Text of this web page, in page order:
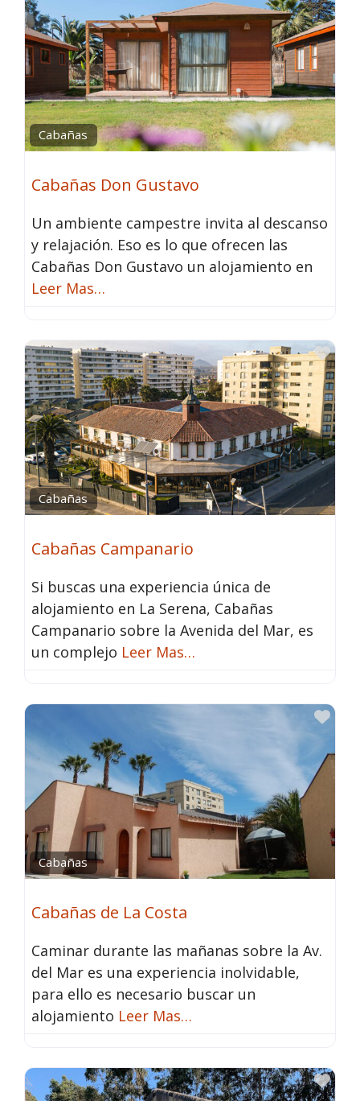
Cabañas
Cabañas Don Gustavo
Un ambiente campestre invita al descanso
y relajación. Eso es lo que ofrecen las
Cabañas Don Gustavo un alojamiento en
Leer Mas…
Cabañas
Cabañas Campanario
Si buscas una experiencia única de
alojamiento en La Serena, Cabañas
Campanario sobre la Avenida del Mar, es
un complejo Leer Mas…
Cabañas
Cabañas de La Costa
Caminar durante las mañanas sobre la Av.
del Mar es una experiencia inolvidable,
para ello es necesario buscar un
alojamiento Leer Mas…